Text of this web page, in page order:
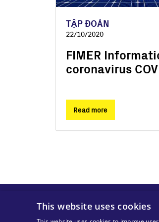
TẬP ĐOÀN
22/10/2020
FIMER
coronavirus
Read more
This website uses cookies